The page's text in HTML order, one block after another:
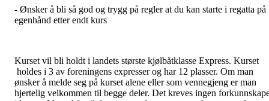
- Ønsker å bli så god og trygg på regler at du kan starte i regatta på
egenhånd etter endt kurs
Kurset vil bli holdt i landets største kjølbåtklasse Express. Kurset
holdes i 3 av foreningens expresser og har 12 plasser. Om man
ønsker å melde seg på kurset alene eller som vennegjeng er man
hjertelig velkommen til begge deler. Det kreves ingen